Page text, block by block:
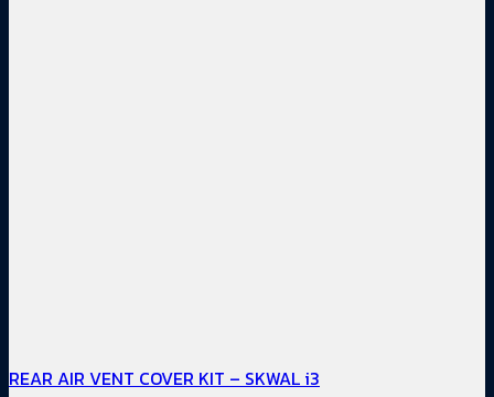
REAR AIR VENT COVER KIT – SKWAL i3